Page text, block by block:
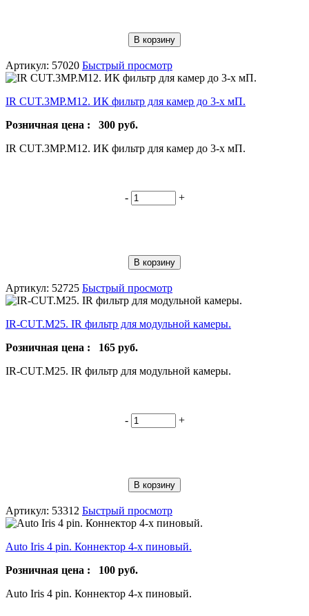
В корзину
Артикул: 57020 Быстрый просмотр
IR CUT.3MP.M12. ИК фильтр для камер до 3-х мП.
Розничная цена : 300 руб.
IR CUT.3MP.M12. ИК фильтр для камер до 3-х мП.
- +
В корзину
Артикул: 52725 Быстрый просмотр
IR-CUT.M25. IR фильтр для модульной камеры.
Розничная цена : 165 руб.
IR-CUT.M25. IR фильтр для модульной камеры.
- +
В корзину
Артикул: 53312 Быстрый просмотр
Auto Iris 4 pin. Коннектор 4-х пиновый.
Розничная цена : 100 руб.
Auto Iris 4 pin. Коннектор 4-х пиновый.